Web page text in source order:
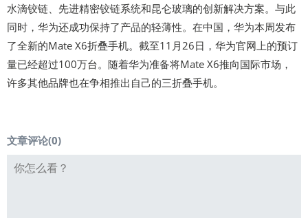
水滴铰链、先进精密铰链系统和昆仑玻璃的创新解决方案。与此
同时，华为还成功保持了产品的轻薄性。在中国，华为本周发布
了全新的Mate X6折叠手机。截至11月26日，华为官网上的预订
量已经超过100万台。随着华为准备将Mate X6推向国际市场，
许多其他品牌也在争相推出自己的三折叠手机。
文章评论(0)